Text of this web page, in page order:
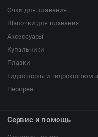
Очки для плавания
Шапочки для плавания
Аксессуары
Купальники
Плавки
Гидрошорты и гидрокостюмы
Неопрен
Сервис и помощь